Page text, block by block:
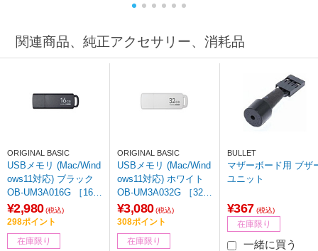
関連商品、純正アクセサリー、消耗品
ORIGINAL BASIC
USBメモリ (Mac/Wind
ows11対応) ブラック
OB-UM3A016G ［16G
B /USB TypeA /USB3.
2 /キャップ式］
¥2,980 (税込)
298ポイント
在庫限り
ORIGINAL BASIC
USBメモリ (Mac/Wind
ows11対応) ホワイト
OB-UM3A032G ［32G
B /USB TypeA /USB3.
2 /キャップ式］ 【86
4】
¥3,080 (税込)
308ポイント
在庫限り
BULLET
マザーボード用 ブザ
ユニット
¥367 (税込)
在庫限り
一緒に買う